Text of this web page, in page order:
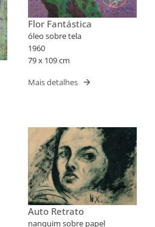
Flor Fantástica
óleo sobre tela
1960
79 x 109 cm
Mais detalhes
Auto Retrato
nanquim sobre papel